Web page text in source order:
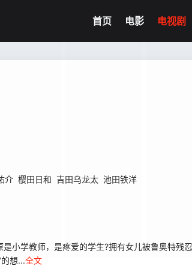
首页 电影 电视剧
介 樱田日和 吉田乌龙太 池田铁洋
小学教师，是疼爱的学生?拥有女儿被鲁奥特残
想...全文